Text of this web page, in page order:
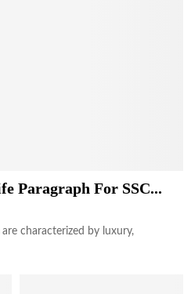
Paragraph For SSC...
characterized by luxury,